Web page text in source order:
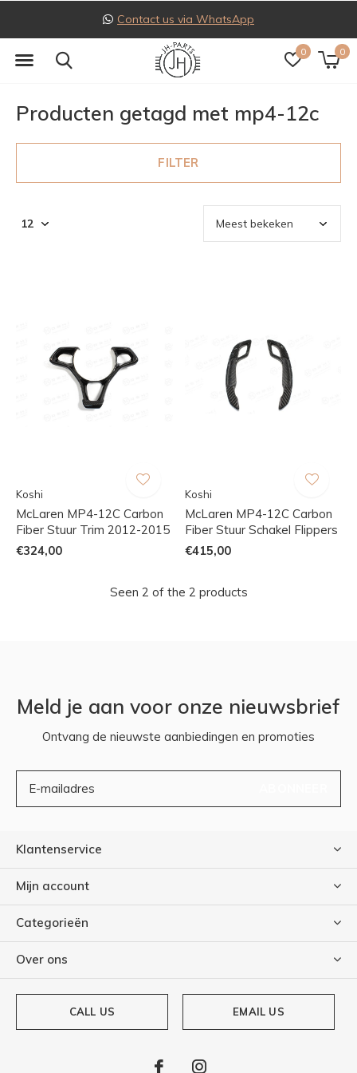
0 0
Contact us via WhatsApp
Producten getagd met mp4-12c
FILTER
Koshi
McLaren MP4-12C Carbon
Fiber Stuur Trim 2012-2015
€324,00
Koshi
McLaren MP4-12C Carbon
Fiber Stuur Schakel Flippers
€415,00
Seen 2 of the 2 products
Meld je aan voor onze nieuwsbrief
Ontvang de nieuwste aanbiedingen en promoties
Klantenservice
Mijn account
Categorieën
Over ons
CALL US EMAIL US